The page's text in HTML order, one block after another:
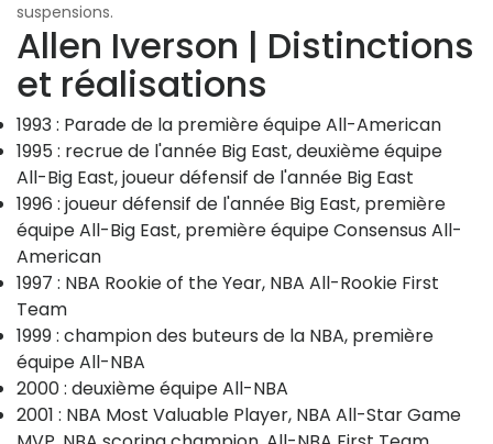
suspensions.
Allen Iverson | Distinctions
et réalisations
1993 : Parade de la première équipe All-American
1995 : recrue de l'année Big East, deuxième équipe
All-Big East, joueur défensif de l'année Big East
1996 : joueur défensif de l'année Big East, première
équipe All-Big East, première équipe Consensus All-
American
1997 : NBA Rookie of the Year, NBA All-Rookie First
Team
1999 : champion des buteurs de la NBA, première
équipe All-NBA
2000 : deuxième équipe All-NBA
2001 : NBA Most Valuable Player, NBA All-Star Game